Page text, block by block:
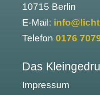
10715 Berlin
E-Mail:
Telefon 0176
Das
Impressum